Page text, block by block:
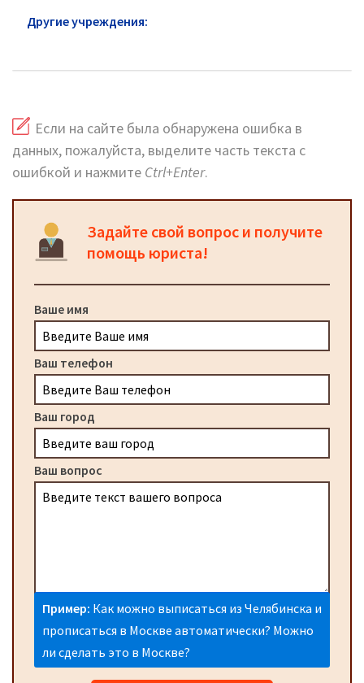
Другие учреждения:
Если на сайте была обнаружена ошибка в
данных, пожалуйста, выделите часть текста с
ошибкой и нажмите Ctrl+Enter.
Задайте свой вопрос и получите
помощь юриста!
Ваше имя
Ваш телефон
Ваш город
Ваш вопрос
Пример: Как можно выписаться из Челябинска и
прописаться в Москве автоматически? Можно
ли сделать это в Москве?